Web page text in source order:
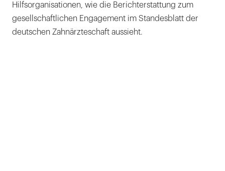
Hilfsorganisationen, wie die Berichterstattung zum
gesellschaftlichen Engagement im Standesblatt der
deutschen Zahnärzteschaft aussieht.